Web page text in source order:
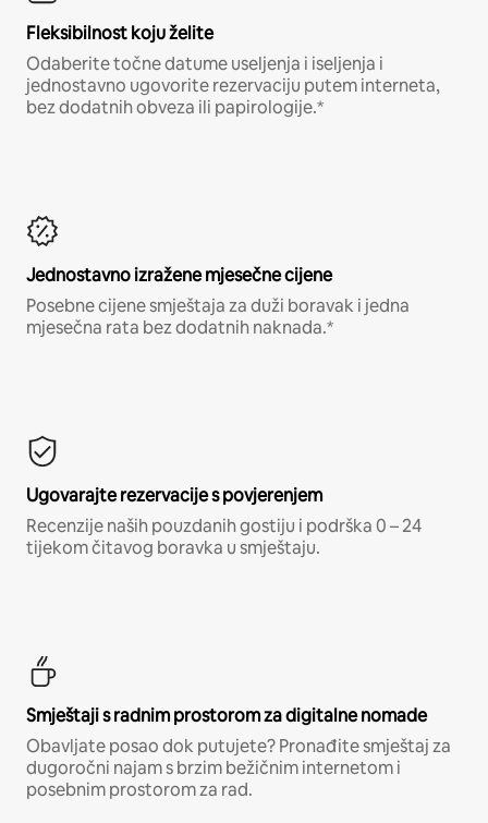
Fleksibilnost koju želite
Odaberite točne datume useljenja i iseljenja i
jednostavno ugovorite rezervaciju putem interneta,
bez dodatnih obveza ili papirologije.*
Jednostavno izražene mjesečne cijene
Posebne cijene smještaja za duži boravak i jedna
mjesečna rata bez dodatnih naknada.*
Ugovarajte rezervacije s povjerenjem
Recenzije naših pouzdanih gostiju i podrška 0 – 24
tijekom čitavog boravka u smještaju.
Smještaji s radnim prostorom za digitalne nomade
Obavljate posao dok putujete? Pronađite smještaj za
dugoročni najam s brzim bežičnim internetom i
posebnim prostorom za rad.